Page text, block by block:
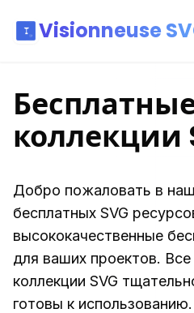
Visionneuse
коллекции
Добро пожаловать в
бесплатных SVG
высококачественные
для ваших проектов.
коллекции SVG
готовы к использованию.